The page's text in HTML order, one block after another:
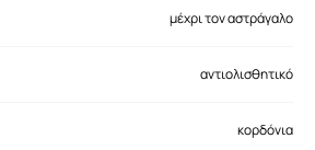
μέχρι τον αστράγαλο
αντιολισθητικό
κορδόνια